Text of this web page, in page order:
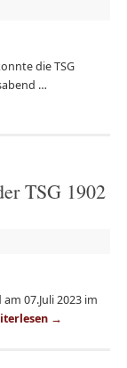
die TSG
…
TSG 1902
07.Juli 2023 im
→